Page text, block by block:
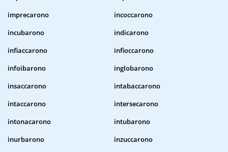
imprecarono
incoccarono
incubarono
indicarono
infiaccarono
infioccarono
infoibarono
inglobarono
insaccarono
intabaccarono
intaccarono
intersecarono
intonacarono
intubarono
inurbarono
inzuccarono